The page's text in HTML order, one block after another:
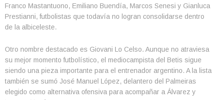
Franco Mastantuono, Emiliano Buendía, Marcos Senesi y Gianluca
Prestianni, futbolistas que todavía no logran consolidarse dentro
de la albiceleste.
Otro nombre destacado es Giovani Lo Celso. Aunque no atraviesa
su mejor momento futbolístico, el mediocampista del Betis sigue
siendo una pieza importante para el entrenador argentino. A la lista
también se sumó José Manuel López, delantero del Palmeiras
elegido como alternativa ofensiva para acompañar a Álvarez y